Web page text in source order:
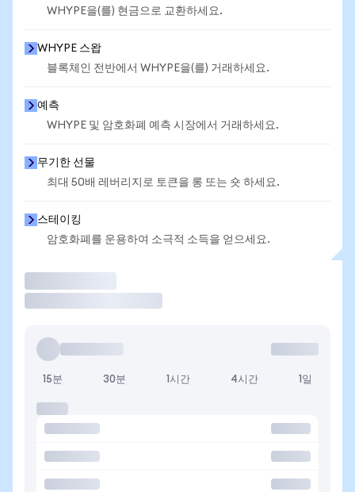
WHYPE을(를) 현금으로 교환하세요.
WHYPE 스왑
블록체인 전반에서 WHYPE을(를) 거래하세요.
예측
WHYPE 및 암호화폐 예측 시장에서 거래하세요.
무기한 선물
최대 50배 레버리지로 토큰을 롱 또는 숏 하세요.
스테이킹
암호화폐를 운용하여 소극적 소득을 얻으세요.
15분 30분 1시간 4시간 1일